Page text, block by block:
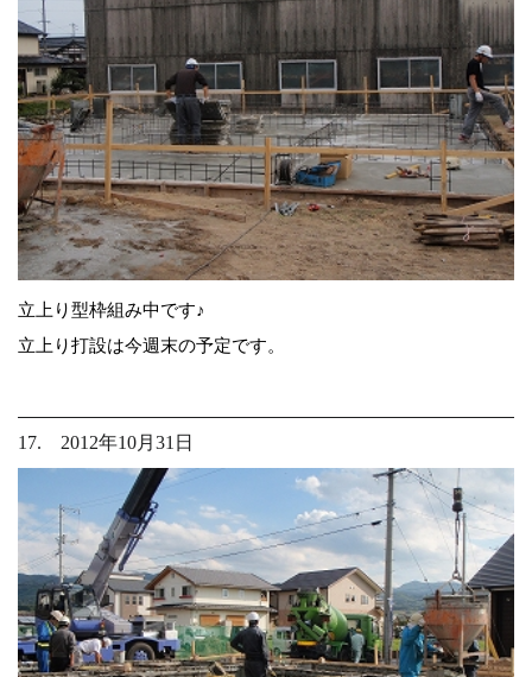
立上り型枠組み中です♪
立上り打設は今週末の予定です。
17. 2012年10月31日